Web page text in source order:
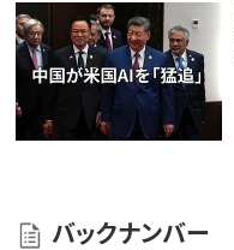
バックナンバー